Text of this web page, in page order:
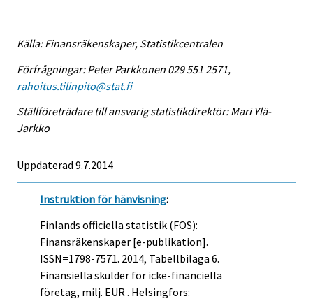
Källa: Finansräkenskaper, Statistikcentralen
Förfrågningar: Peter Parkkonen 029 551 2571,
rahoitus.tilinpito@stat.fi
Ställföreträdare till ansvarig statistikdirektör: Mari Ylä-
Jarkko
Uppdaterad 9.7.2014
Instruktion för hänvisning:
Finlands officiella statistik (FOS):
Finansräkenskaper [e-publikation].
ISSN=1798-7571. 2014, Tabellbilaga 6.
Finansiella skulder för icke-financiella
företag, milj. EUR . Helsingfors: